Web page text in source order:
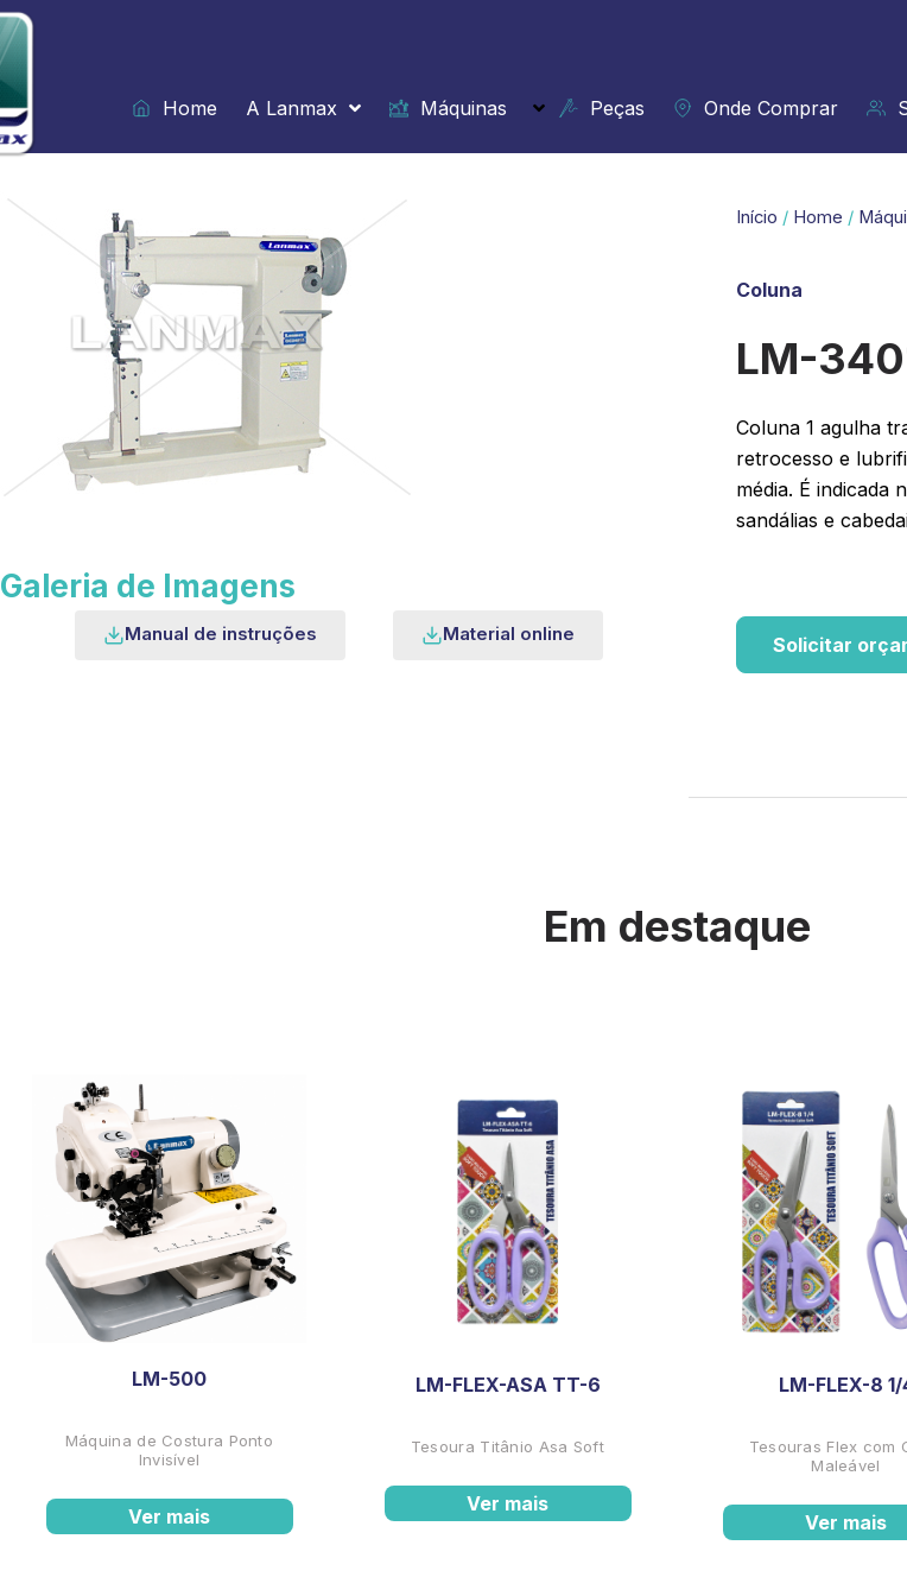
Ir
para
o
conteúdo
Home
A Lanmax Máquinas Peças Onde Comprar
Galeria de Imagens
Manual de instruções Material online
Início / Home /
Coluna
LM-
Coluna 1 agulha
retrocesso e
média. É indicada
sandálias e
Solicitar
Em destaque
LM-500
Máquina de Costura Ponto
Invisível
Ver mais
LM-FLEX-ASA TT-6
Tesoura Titânio Asa Soft
Ver mais
LM-FLEX-8 1/
Tesouras Flex com
Maleável
Ver mais